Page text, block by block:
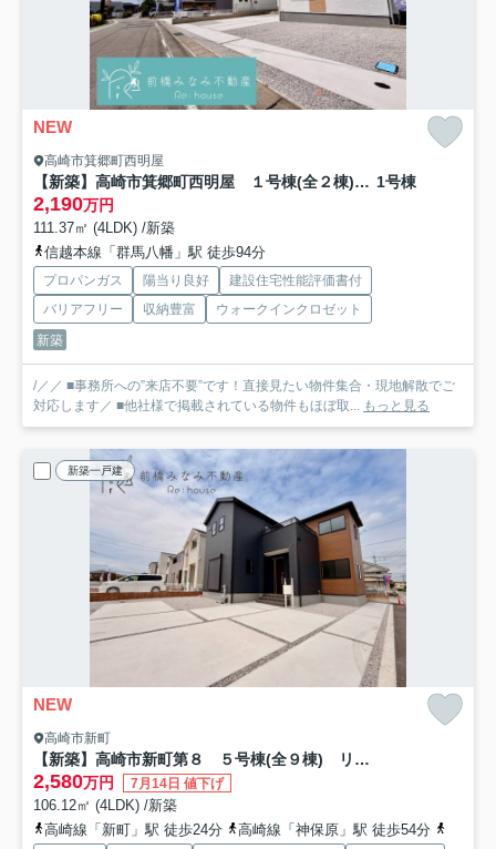
NEW
高崎市箕郷町西明屋
【新築】高崎市箕郷町西明屋 １号棟(全２棟) リーブルガーデン 新築建売分譲 1号棟
2,190万円
111.37㎡ (4LDK) /新築
信越本線「群馬八幡」駅 徒歩94分
プロパンガス 陽当り良好
建設住宅性能評価書付
バリアフリー
収納豊富
ウォークインクロゼット
新築
/／／ ■事務所への”来店不要”です！直接見たい物件集合・現地解散でご
対応します／ ■他社様で掲載されている物件もほぼ取... もっと見る
新築一戸建
NEW
高崎市新町
【新築】高崎市新町第８ ５号棟(全９棟) リーブルガーデン 新築建売分譲
2,580万円 7月14日 値下げ
106.12㎡ (4LDK) /新築
高崎線「新町」駅 徒歩24分
高崎線「神保原」駅 徒歩54分